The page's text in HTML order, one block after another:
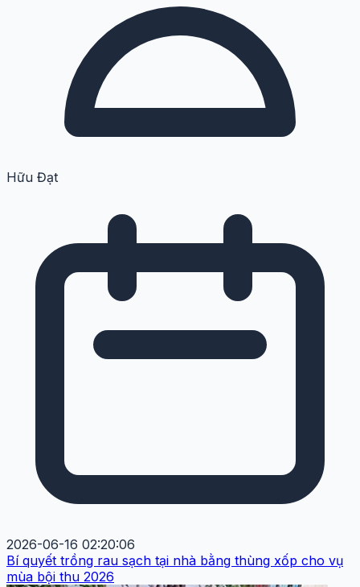
Hữu Đạt
2026-06-16 02:20:06
Bí quyết trồng rau sạch tại nhà bằng thùng xốp cho vụ
mùa bội thu 2026